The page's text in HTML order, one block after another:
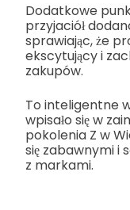
Dodatkowe
przyjaciół
sprawiając, że
ekscytujący i
zakupów.
To inteligentne
wpisało się w
pokolenia Z w
się zabawnymi i
z markami.